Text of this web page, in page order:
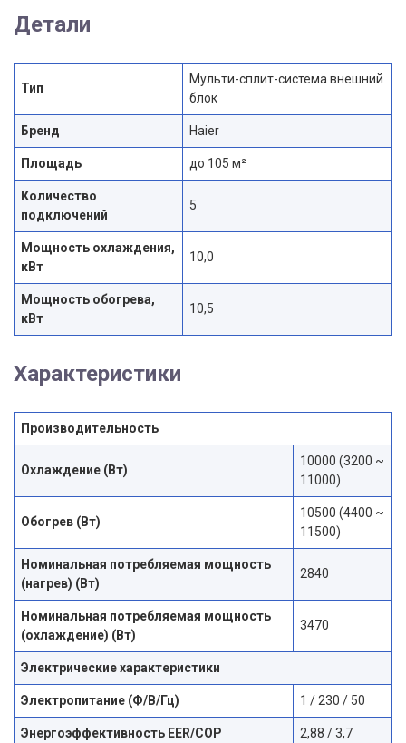
Детали
Тип
Мульти-сплит-система внешний
блок
Бренд Haier
Площадь до 105 м²
Количество
подключений
5
Мощность охлаждения,
кВт
10,0
Мощность обогрева,
кВт
10,5
Характеристики
Производительность
Охлаждение (Вт)
10000 (3200 ~
11000)
Обогрев (Вт)
10500 (4400 ~
11500)
Номинальная потребляемая мощность
(нагрев) (Вт)
2840
Номинальная потребляемая мощность
(охлаждение) (Вт)
3470
Электрические характеристики
Электропитание (Ф/В/Гц) 1 / 230 / 50
Энергоэффективность EER/COP 2,88 / 3,7